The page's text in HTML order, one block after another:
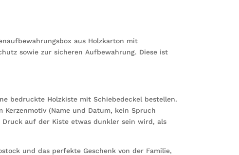
aus Holzkarton mit
sowie zur sicheren Aufbewahrung. Diese ist
bedruckte Holzkiste mit Schiebedeckel bestellen.
(Name und Datum, kein Spruch
auf der Kiste etwas dunkler sein wird, als
und das perfekte Geschenk von der Familie,